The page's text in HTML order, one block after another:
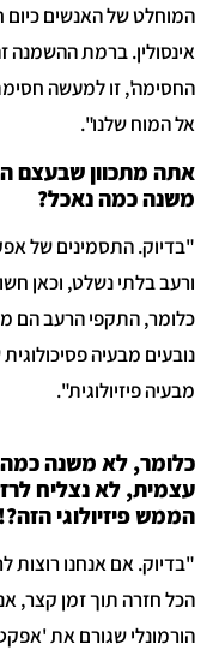
המוחלט של האנשים כיום
אינסולין. ברמת
החסימה', זו למעשה
אל המוח שלנו".
אתה מתכוון שבעצם
משנה כמה נאכל?
"בדיוק. התסמינים של
ורעב בלתי נשלט, וכאן
כלומר, התקפי הרעב הם
נובעים מבעיה
מבעיה פיזיולוגית".
כלומר, לא משנה כמה
עצמית, לא נצליח
הממש פיזיולוגי הזה?!
"בדיוק. אם אנחנו
הכל חזרה תוך זמן קצר,
הורמונלי שגורם את